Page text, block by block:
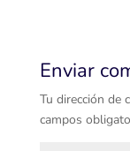
Enviar
Tu dirección de
campos